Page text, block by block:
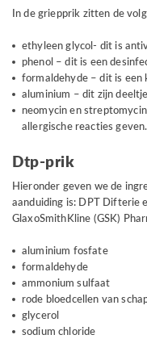
In de griepprik zitten de
ethyleen glycol- dit is
phenol – dit is een
formaldehyde – dit is
aluminium – dit zijn
neomycin en
allergische reacties geven.
Dtp-prik
Hieronder geven we de
aanduiding is: DPT Difterie
GlaxoSmithKline (GSK)
aluminium fosfate
formaldehyde
ammonium sulfaat
rode bloedcellen van
glycerol
sodium chloride